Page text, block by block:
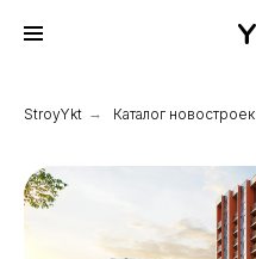
StroyYkt → Каталог новостроек